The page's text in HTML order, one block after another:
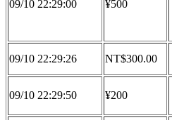
09/10 22:29:00 ¥500
09/10 22:29:26 NT$300.00
09/10 22:29:50 ¥200